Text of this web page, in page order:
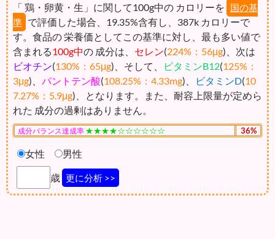
「 鶏・卵黄・生」に関して100g中の カロリーを
国の基
準 で評価した場合、19.35%含有し、387k カロリーで
す。食品の 栄養価としてこの基準に対し、最も多い値で
含まれる100g中の 成分は、 セレン(224%：56μg)、次は
ビオチン(130%：65μg)、そして、 ビタミンB12(125%：
3μg)、 パントテン酸(108.25%：4.33mg)、 ビタミンD(10
7.27%：5.9μg)、となります。また、耐容上限量が定めら
れた 成分の過剰はありません。
成分バランス達成率 ★★★★☆☆☆☆☆☆ 36%
女性 男性
歳 更に分析 >>